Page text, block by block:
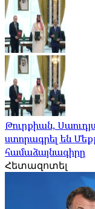
Թուրքիան,
ստորագրել են
համաձայնագիրը
Հետազոտել